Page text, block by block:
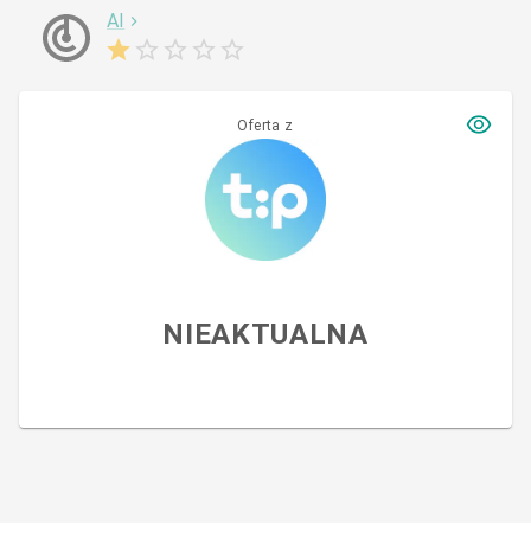
AI
Oferta z
NIEAKTUALNA